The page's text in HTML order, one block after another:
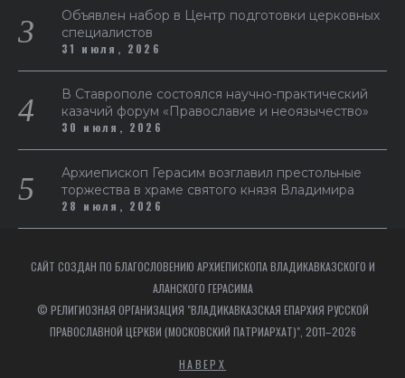
Объявлен набор в Центр подготовки церковных
специалистов
31 июля, 2026
В Ставрополе состоялся научно-практический
казачий форум «Православие и неоязычество»
30 июля, 2026
Архиепископ Герасим возглавил престольные
торжества в храме святого князя Владимира
28 июля, 2026
САЙТ СОЗДАН ПО БЛАГОСЛОВЕНИЮ АРХИЕПИСКОПА ВЛАДИКАВКАЗСКОГО И
АЛАНСКОГО ГЕРАСИМА
© РЕЛИГИОЗНАЯ ОРГАНИЗАЦИЯ "ВЛАДИКАВКАЗСКАЯ ЕПАРХИЯ РУССКОЙ
ПРАВОСЛАВНОЙ ЦЕРКВИ (МОСКОВСКИЙ ПАТРИАРХАТ)", 2011–2026
НАВЕРХ